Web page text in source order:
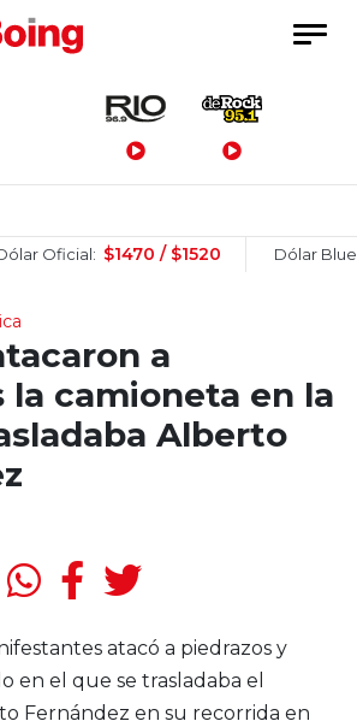
Oficial: $1470 / $1520 Dólar Blue:
a
la camioneta en la
Alberto
atacó a piedrazos y
en el que se trasladaba el
Fernández en su recorrida en